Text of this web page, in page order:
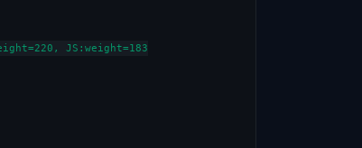
JS:weight=183